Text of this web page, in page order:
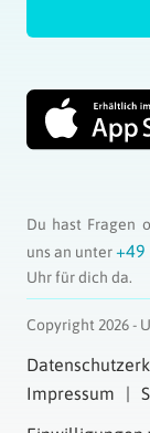
Du hast Fragen
uns an unter+49
Uhr für dich da.
Copyright 2026 -
Impressum